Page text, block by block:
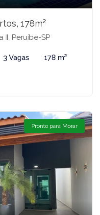
178m²
II, Peruíbe-SP
3 Vagas 178 m²
Pronto para Morar